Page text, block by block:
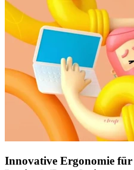
Innovative Ergonomie für